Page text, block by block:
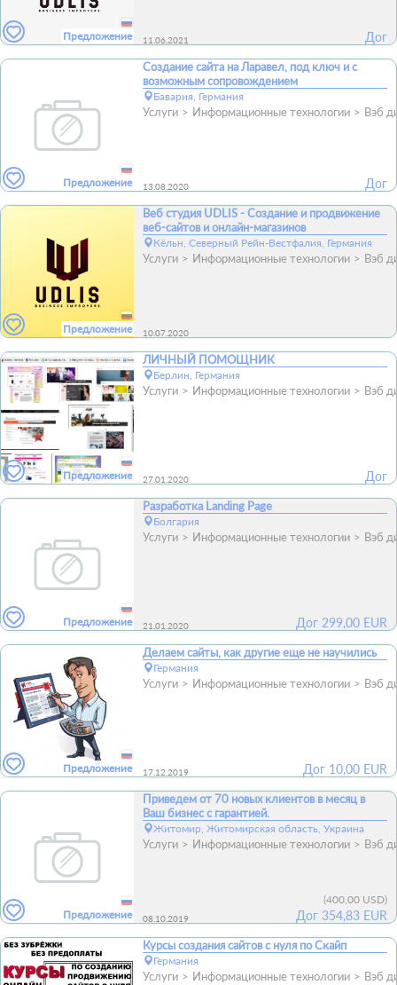
Предложение 11.06.2021 Дог
Предложение
Создание сайта на Ларавел, под ключ и с
возможным сопровождением
Бавария, Германия
Услуги Информационные технологии Вэб
13.08.2020 Дог
Предложение
Веб студия UDLIS - Создание и продвижение
веб-сайтов и онлайн-магазинов
Кёльн, Северный Рейн-Вестфалия, Германия
Услуги Информационные технологии Вэб
10.07.2020
Предложение
ЛИЧНЫЙ ПОМОЩНИК
Берлин, Германия
Услуги Информационные технологии Вэб
27.01.2020 Дог
Предложение
Разработка Landing Page
Болгария
Услуги Информационные технологии Вэб
21.01.2020 Дог 299,00 EUR
Предложение
Делаем сайты, как другие еще не научились
Германия
Услуги Информационные технологии Вэб
17.12.2019 Дог 10,00 EUR
Предложение
Приведем от 70 новых клиентов в месяц в
Ваш бизнес с гарантией.
Житомир, Житомирская область, Украина
Услуги Информационные технологии Вэб
08.10.2019 Дог
(400,00 USD)
354,83 EUR
Курсы создания сайтов с нуля по Скайп
Германия
Услуги Информационные технологии Вэб